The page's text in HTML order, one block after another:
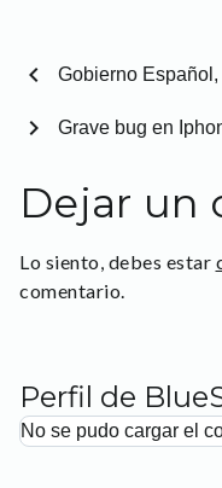
chevron_left Gobierno
Grave bug en
chevron_right
Dejar un
Lo siento, debes estar
comentario.
Perfil de
No se pudo cargar el